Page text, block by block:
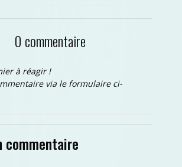
0 commentaire
à réagir !
via le formulaire ci-
commentaire